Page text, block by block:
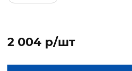
2 004 p/шт